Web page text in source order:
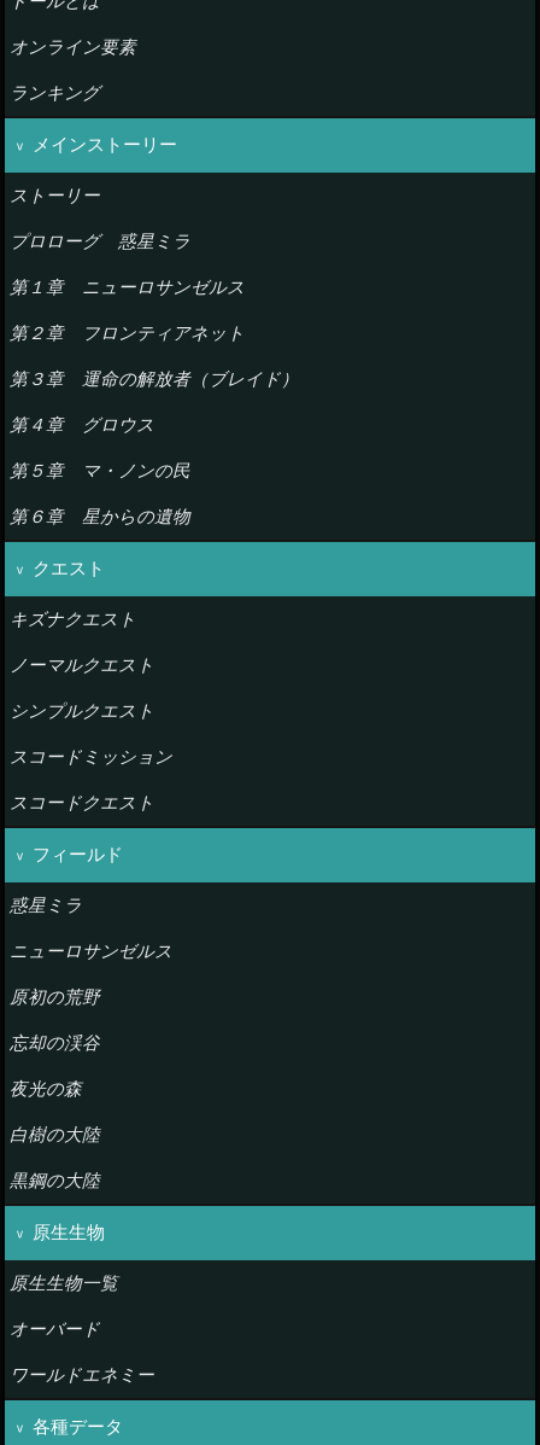
オンライン要素
ランキング
メインストーリー
ストーリー
プロローグ 惑星ミラ
第１章 ニューロサンゼルス
第２章 フロンティアネット
第３章 運命の解放者（ブレイド）
第４章 グロウス
第５章 マ・ノンの民
第６章 星からの遺物
クエスト
キズナクエスト
ノーマルクエスト
シンプルクエスト
スコードミッション
スコードクエスト
フィールド
惑星ミラ
ニューロサンゼルス
原初の荒野
忘却の渓谷
夜光の森
白樹の大陸
黒鋼の大陸
原生生物
原生生物一覧
オーバード
ワールドエネミー
各種データ